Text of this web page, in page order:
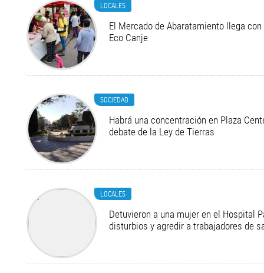
LOCALES
El Mercado de Abaratamiento llega
Eco Canje
SOCIEDAD
Habrá una concentración en Plaza
debate de la Ley de Tierras
LOCALES
Detuvieron a una mujer en el Hospital
disturbios y agredir a trabajadores de